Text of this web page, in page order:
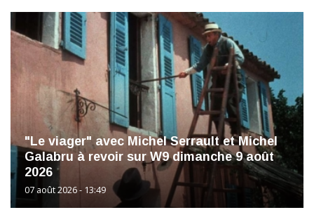
"Le viager" avec Michel Serrault et Michel
Galabru à revoir sur W9 dimanche 9 août
2026
07 août 2026 - 13:49